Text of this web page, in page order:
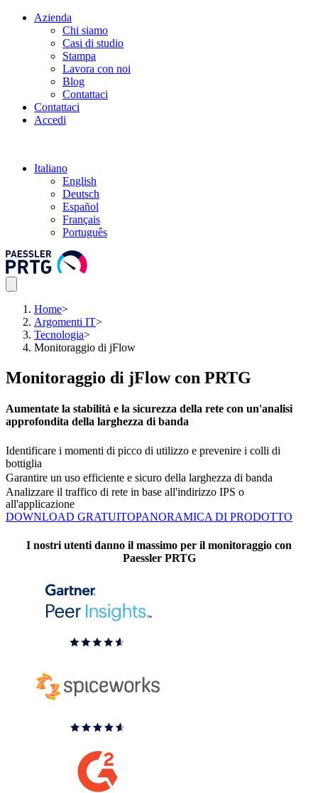
Azienda
Chi siamo
Casi di studio
Stampa
Lavora con noi
Blog
Contattaci
Contattaci
Accedi
Italiano
English
Deutsch
Español
Français
Português
Home>
Argomenti IT>
Tecnologia>
Monitoraggio di jFlow
Monitoraggio di jFlow con PRTG
Aumentate la stabilità e la sicurezza della rete con un'analisi
approfondita della larghezza di banda
Identificare i momenti di picco di utilizzo e prevenire i colli di
bottiglia
Garantire un uso efficiente e sicuro della larghezza di banda
Analizzare il traffico di rete in base all'indirizzo IPS o
all'applicazione
DOWNLOAD GRATUITOPANORAMICA DI PRODOTTO
I nostri utenti danno il massimo per il monitoraggio con
Paessler PRTG